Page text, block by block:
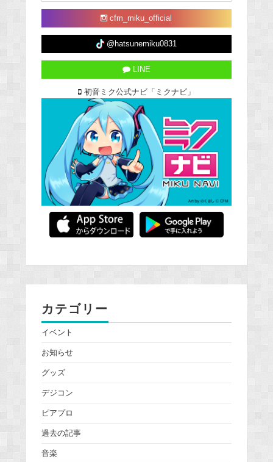
cfm_miku_official
@hatsunemiku0831
LINE
初音ミク公式ナビ「ミクナビ」
カテゴリー
イベント
お知らせ
グッズ
デジコン
ピアプロ
過去の記事
音楽